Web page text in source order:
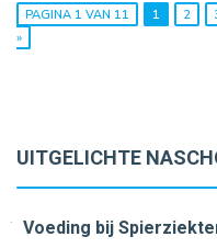
PAGINA 1 VAN 11 1 2
»
UITGELICHTE
Voeding bij